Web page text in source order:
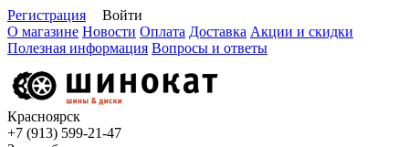
Регистрация
Войти
О магазине Новости Оплата Доставка Акции и скидки
Полезная информация Вопросы и ответы
Красноярск
+7 (913) 599-21-47